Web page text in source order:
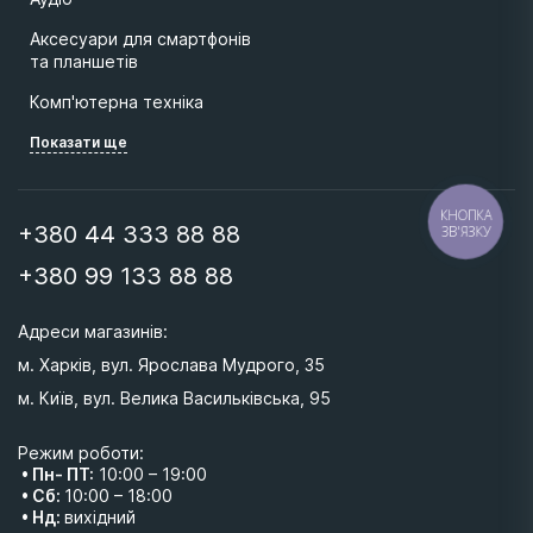
Аксесуари для смартфонів
та планшетів
Комп'ютерна техніка
Показати ще
+380 44 333 88 88
+380 99 133 88 88
Адреси магазинів:
м. Харків, вул. Ярослава Мудрого, 35
м. Київ, вул. Велика Васильківська, 95
Режим роботи:
• Пн- ПТ: 10:00 – 19:00
• Сб: 10:00 – 18:00
• Нд: вихідний
КНОПКА
ЗВ'ЯЗКУ